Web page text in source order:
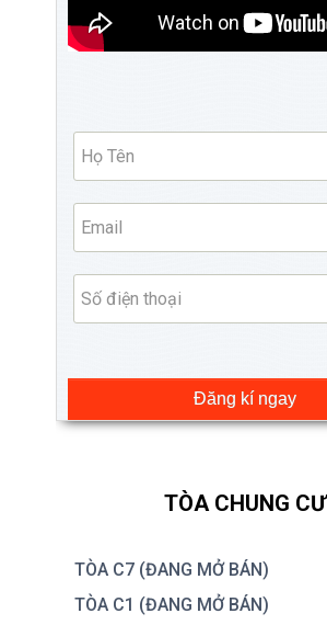
Đăng kí ngay
TÒA CHUNG CƯ
TÒA C7 (ĐANG MỞ BÁN)
TÒA C1 (ĐANG MỞ BÁN)